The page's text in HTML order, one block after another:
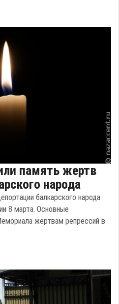
память жертв
народа
балкарского народа
8 марта. Основные
жертвам репрессий в